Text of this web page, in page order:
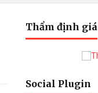
Thẩm định giá
Social Plugin